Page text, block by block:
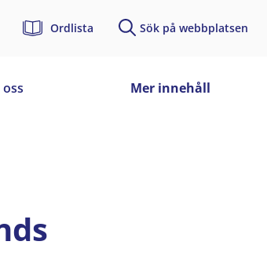
Ordlista Sök på webbplatsen
Mer innehåll